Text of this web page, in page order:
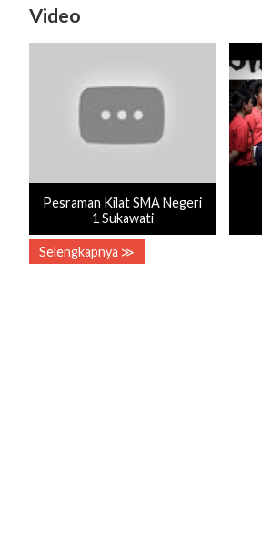
Video
Pesraman Kilat SMA Negeri
1 Sukawati
Selengkapnya ≫